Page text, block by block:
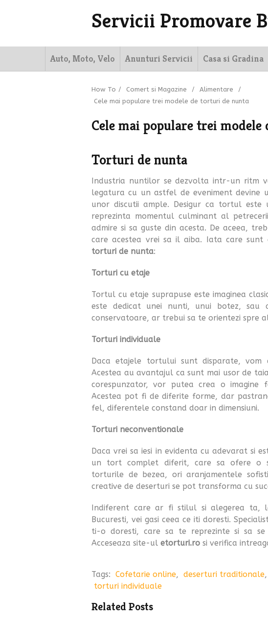
Servicii Promovare
Auto, Moto, Velo Anunturi Servicii Casa si Gradina
How To / Comert si Magazine / Alimentare
/
Cele mai populare trei modele de torturi de nunta
Cele mai populare trei
Torturi de nunta
Industria nuntilor se dezvolta intr-un ritm
legatura cu un astfel de eveniment devine
unor discutii ample. Desigur ca tortul
reprezinta momentul culminant al
admire si sa guste din acesta. De aceea,
care acestea vrei sa il aiba. Iata care
torturi de nunta:
Torturi cu etaje
Tortul cu etaje suprapuse este imaginea
este dedicat unei nunti, unui botez, sau
conservatoare, ar trebui sa te orientezi spre
Torturi individuale
Daca etajele tortului sunt disparate,
Acestea au avantajul ca sunt mai usor de
corespunzator, vor putea crea o imagine
Acestea pot fi de diferite forme, dar
fel, diferentele constand doar in dimensiuni.
Torturi neconventionale
Daca vrei sa iesi in evidenta cu adevarat si
un tort complet diferit, care sa ofere o
torturile de bezea, ori aranjamentele
creative de deserturi se pot transforma cu
Indiferent care ar fi stilul si alegerea ta,
Bucuresti, vei gasi ceea ce iti doresti.
ti-o doresti, care sa te reprezinte si sa se
Acceseaza site-ul etorturi.ro si verifica
Tags: Cofetarie online, deserturi traditionale,
torturi individuale
Related Posts